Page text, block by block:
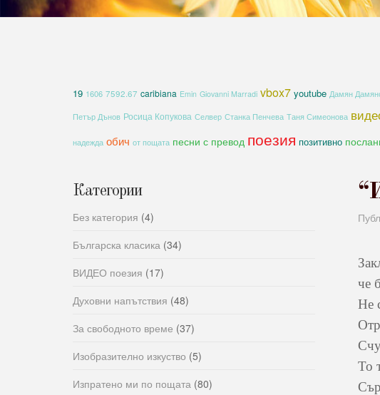
19 1606 7592.67 caribiana Emin Giovanni Marradi vbox7 youtube Дамян
Петър Дънов Росица Копукова Селвер Станка Пенчева Таня Симеонова
надежда обич от пощата песни с превод поезия позитивно
че
Не
То
Категории
Без категория (4)
Българска класика (34)
ВИДЕО поезия (17)
Духовни напътствия (48)
За свободното време (37)
Изобразително изкуство (5)
Изпратено ми по пощата (80)